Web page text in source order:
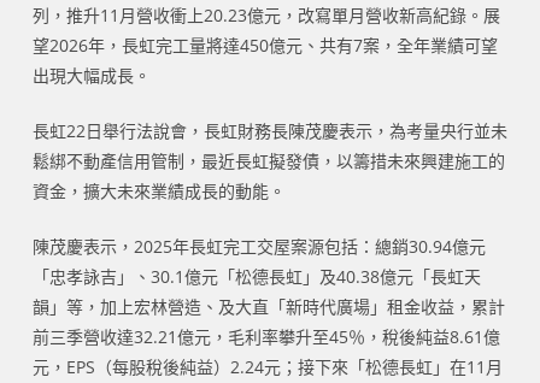
列，推升11月營收衝上20.23億元，改寫單月營收新高紀錄。展
望2026年，長虹完工量將達450億元、共有7案，全年業績可望
出現大幅成長。
長虹22日舉行法說會，長虹財務長陳茂慶表示，為考量央行並未
鬆綁不動產信用管制，最近長虹擬發債，以籌措未來興建施工的
資金，擴大未來業績成長的動能。
陳茂慶表示，2025年長虹完工交屋案源包括：總銷30.94億元
「忠孝詠吉」、30.1億元「松德長虹」及40.38億元「長虹天
韻」等，加上宏林營造、及大直「新時代廣場」租金收益，累計
前三季營收達32.21億元，毛利率攀升至45％，稅後純益8.61億
元，EPS（每股稅後純益）2.24元；接下來「松德長虹」在11月